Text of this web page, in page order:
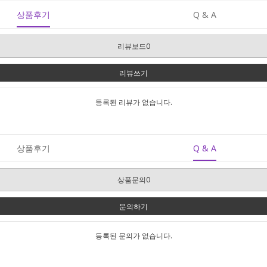
상품후기 Q & A
리뷰보드0
리뷰쓰기
등록된 리뷰가 없습니다.
상품후기 Q & A
상품문의0
문의하기
등록된 문의가 없습니다.